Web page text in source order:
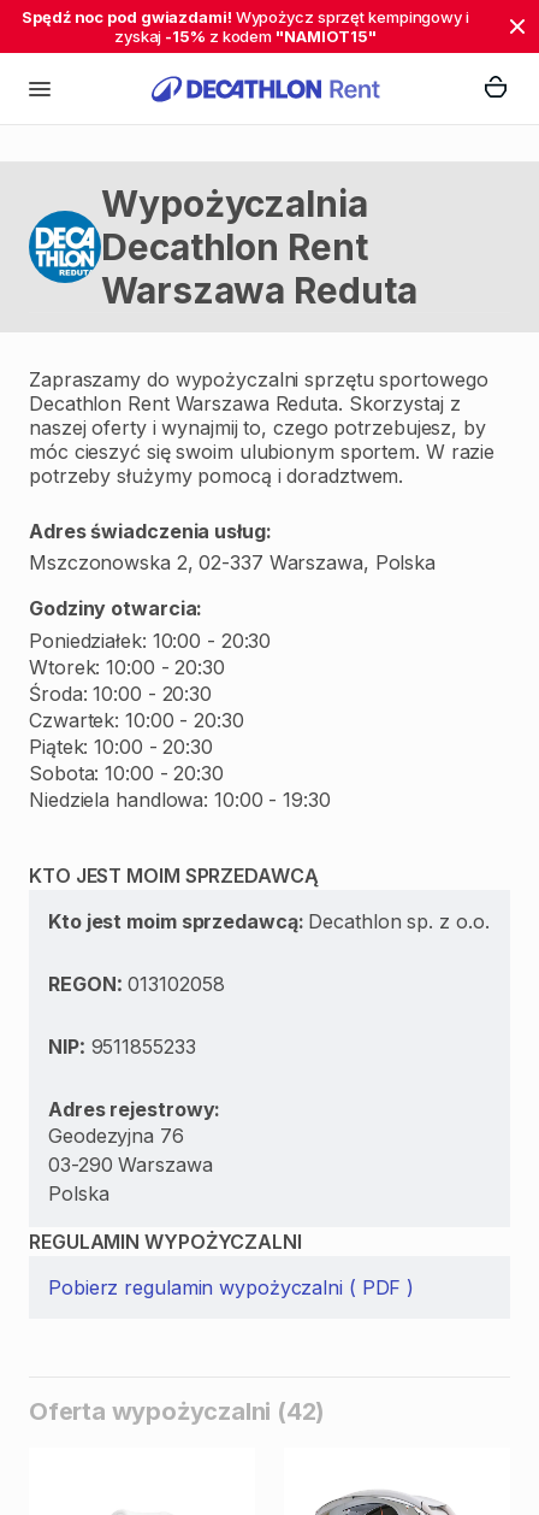
Spędź noc pod gwiazdami! Wypożycz sprzęt kempingowy i
zyskaj -15% z kodem "NAMIOT15"
Wypożyczalnia
Decathlon Rent
Warszawa Reduta
Zapraszamy do wypożyczalni sprzętu sportowego
Decathlon Rent Warszawa Reduta. Skorzystaj z
naszej oferty i wynajmij to, czego potrzebujesz, by
móc cieszyć się swoim ulubionym sportem. W razie
potrzeby służymy pomocą i doradztwem.
Adres świadczenia usług:
Mszczonowska 2, 02-337 Warszawa, Polska
Godziny otwarcia:
Poniedziałek: 10:00 - 20:30
Wtorek: 10:00 - 20:30
Środa: 10:00 - 20:30
Czwartek: 10:00 - 20:30
Piątek: 10:00 - 20:30
Sobota: 10:00 - 20:30
KTO JEST MOIM SPRZEDAWCĄ
Kto jest moim sprzedawcą: Decathlon sp. z o.o.
REGON:013102058
NIP: 9511855233
Adres rejestrowy:
Geodezyjna 76
03-290 Warszawa
Polska
REGULAMIN WYPOŻYCZALNI
Pobierz regulamin wypożyczalni ( PDF )
Oferta wypożyczalni (42)